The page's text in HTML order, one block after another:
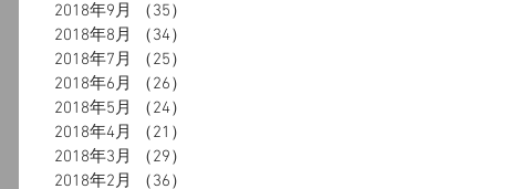
2018年9月
（35）
2018年8月
（34）
2018年7月
（25）
2018年6月
（26）
2018年5月
（24）
2018年4月
（21）
2018年3月
（29）
2018年2月
（36）